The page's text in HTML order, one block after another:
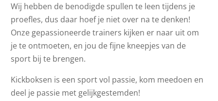
Wij hebben de benodigde spullen te leen tijdens je
proefles, dus daar hoef je niet over na te denken!
Onze gepassioneerde trainers kijken er naar uit om
je te ontmoeten, en jou de fijne kneepjes van de
sport bij te brengen.
Kickboksen is een sport vol passie, kom meedoen en
deel je passie met gelijkgestemden!